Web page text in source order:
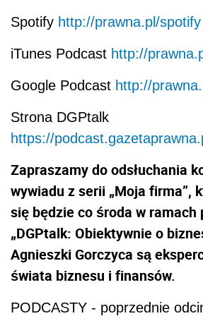
Spotify http://prawna.pl/spotify
iTunes Podcast http://
Google Podcast http://
Strona DGPtalk
https://
Zapraszamy do odsłuchania
wywiadu z serii „Moja firma”,
się będzie co środa w ramach
„DGPtalk: Obiektywnie o
Agnieszki Gorczyca są
świata biznesu i finansów.
PODCASTY - poprzednie